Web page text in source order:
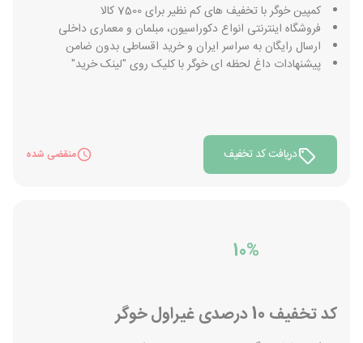
کمپین خوگر با تخفیف های کم نظیر برای 7500 کالا
فروشگاه اینترنتی انواع دکوراسیون، مبلمان و معماری داخلی
ارسال رایگان به سراسر ایران و خرید اقساطی بدون ضامن
پیشنهادات داغ لحظه ای خوگر با کلیک روی "لینک خرید"
دریافت کد تخفیف منقضی شده
10%
کد تخفیف 10 درصدی غیراول خوگر